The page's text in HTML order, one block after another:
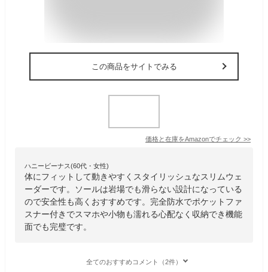
この商品をサイトでみる
価格と在庫をAmazonでチェック >>
ハニービーナス(60代・女性)
体にフィットして動きやすくスタイリッシュなスリムウェ
ーダーです。ソールは岩場でも滑らない設計になっている
ので安全性も高くおすすめです。完全防水でポケットファ
スナー付きでスマホや小物も濡れる心配なく収納でき機能
面でも完璧です。
全てのおすすめコメント（2件）